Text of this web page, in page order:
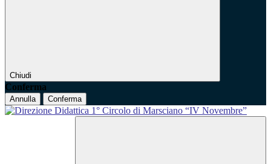
Chiudi
Conferma
Annulla Conferma